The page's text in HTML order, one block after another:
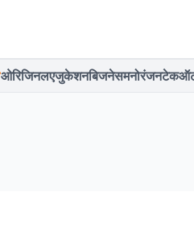
ओरिजिनलएजुकेशनबिजनेसमनोरंजनटेक